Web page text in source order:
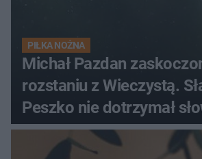
PIŁKA NOŻNA
Michał Pazdan
rozstaniu z Wieczystą.
Peszko nie dotrzymał